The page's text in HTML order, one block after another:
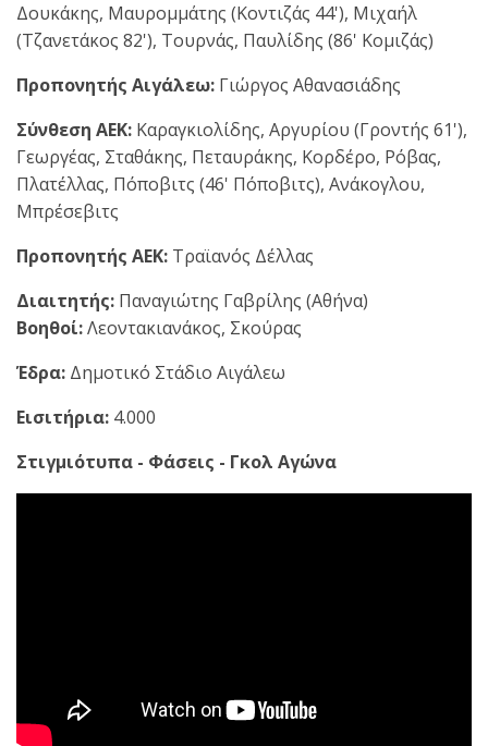
Δουκάκης, Μαυρομμάτης (Κοντιζάς 44'), Μιχαήλ
(Τζανετάκος 82'), Τουρνάς, Παυλίδης (86' Κομιζάς)
Προπονητής Αιγάλεω: Γιώργος Αθανασιάδης
Σύνθεση ΑΕΚ: Καραγκιολίδης, Αργυρίου (Γροντής 61'),
Γεωργέας, Σταθάκης, Πεταυράκης, Κορδέρο, Ρόβας,
Πλατέλλας, Πόποβιτς (46' Πόποβιτς), Ανάκογλου,
Μπρέσεβιτς
Προπονητής ΑΕΚ: Τραϊανός Δέλλας
Διαιτητής: Παναγιώτης Γαβρίλης (Αθήνα)
Βοηθοί:Λεοντακιανάκος, Σκούρας
Έδρα: Δημοτικό Στάδιο Αιγάλεω
Εισιτήρια: 4.000
Στιγμιότυπα - Φάσεις - Γκολ Αγώνα